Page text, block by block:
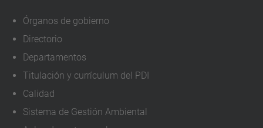
Órganos de gobierno
Directorio
Departamentos
Titulación y currículum del PDI
Calidad
Sistema de Gestión Ambiental